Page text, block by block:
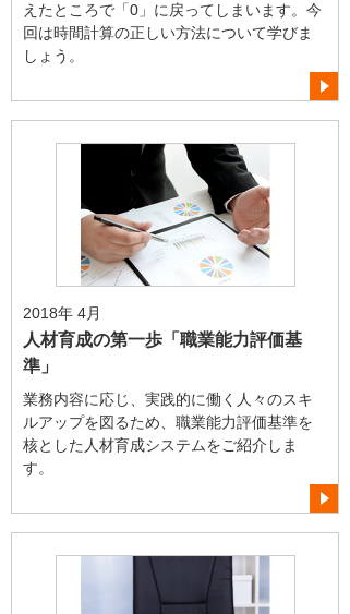
えたところで「0」に戻ってしまいます。今
回は時間計算の正しい方法について学びま
しょう。
2018年 4月
人材育成の第一歩「職業能力評価基
準」
業務内容に応じ、実践的に働く人々のスキ
ルアップを図るため、職業能力評価基準を
核とした人材育成システムをご紹介しま
す。